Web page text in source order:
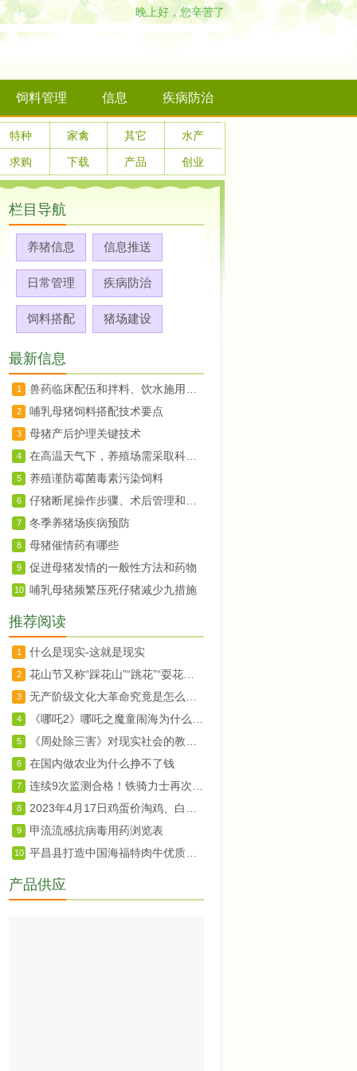
晚上好，您辛苦了
饲料管理 信息 疾病防治
特种 家禽 其它 水产
求购 下载 产品 创业
栏目导航
养猪信息 信息推送
日常管理 疾病防治
饲料搭配 猪场建设
最新信息
1
2 哺乳母猪饲料搭配技术要点
3 母猪产后护理关键技术
4
5 养殖谨防霉菌毒素污染饲料
6
7 冬季养猪场疾病预防
8 母猪催情药有哪些
9 促进母猪发情的一般性方法和药物
10 哺乳母猪频繁压死仔猪减少九措施
推荐阅读
1 什么是现实-这就是现实
2
3
4
5
6 在国内做农业为什么挣不了钱
7
8
9 甲流流感抗病毒用药浏览表
10
产品供应